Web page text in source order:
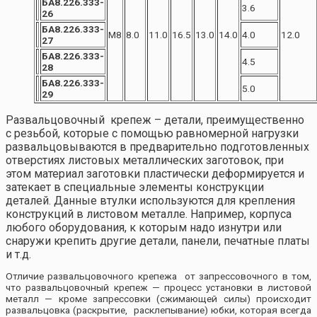
М8 8.0 11.0 16.5 13.0 14.0 12.0
26
3.6
БА8.226.333-
27
4.0
БА8.226.333-
28
4.5
БА8.226.333-
29
5.0
Развальцовочный крепеж – детали, преимущественно
с резьбой, которые с помощью равномерной нагрузки
развальцовываются в предварительно подготовленных
отверстиях листовых металлических заготовок, при
этом материал заготовки пластически деформируется и
затекает в специальные элементы конструкции
деталей. Данные втулки используются для крепления
конструкций в листовом металле. Например, корпуса
любого оборудования, к которым надо изнутри или
снаружи крепить другие детали, панели, печатные платы
и т.д.
Отличие развальцовочного крепежа от запрессовочного в том,
что развальцовочный крепеж — процесс установки в листовой
металл — кроме запрессовки (сжимающей силы) происходит
развальцовка (раскрытие, расклепывание) юбки, которая всегда